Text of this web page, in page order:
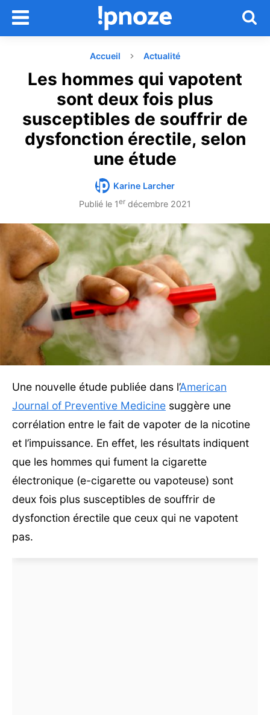
Accueil Actualité
Les hommes qui vapotent
sont deux fois plus
susceptibles de souffrir de
dysfonction érectile, selon
une étude
Karine Larcher
Publié le 1er décembre 2021
Une nouvelle étude publiée dans l’American
Journal of Preventive Medicine suggère une
corrélation entre le fait de vapoter de la nicotine
et l’impuissance. En effet, les résultats indiquent
que les hommes qui fument la cigarette
électronique (e-cigarette ou vapoteuse) sont
deux fois plus susceptibles de souffrir de
dysfonction érectile que ceux qui ne vapotent
pas.